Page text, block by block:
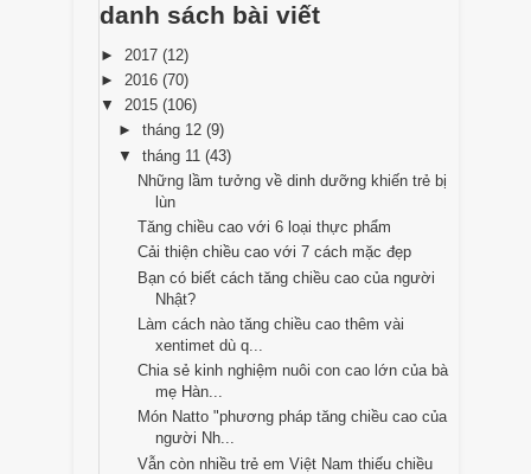
danh sách bài viết
► 2017 (12)
► 2016 (70)
▼ 2015 (106)
►tháng 12(9)
▼tháng 11(43)
Những lầm tưởng về dinh dưỡng khiến trẻ bị
lùn
Tăng chiều cao với 6 loại thực phẩm
Cải thiện chiều cao với 7 cách mặc đẹp
Bạn có biết cách tăng chiều cao của người
Nhật?
Làm cách nào tăng chiều cao thêm vài
xentimet dù q...
Chia sẻ kinh nghiệm nuôi con cao lớn của bà
mẹ Hàn...
Món Natto "phương pháp tăng chiều cao của
người Nh...
Vẫn còn nhiều trẻ em Việt Nam thiếu chiều